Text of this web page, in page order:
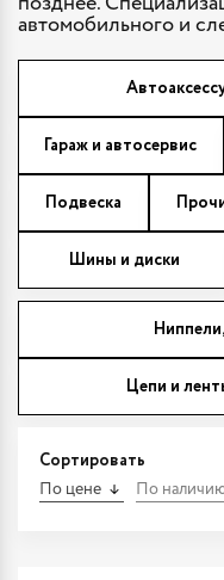
автомобильного и
Гараж и автосервис
Подвеска
Шины и диски
Цепи и
Сортировать
По цене По